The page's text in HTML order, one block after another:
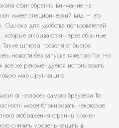
стоит обратить внимание на
имеет специфический вид – это
для удобства пользователей
которые открываются через обычные
Такие шлюзы позволяют быстро
новости без запуска тяжелого Tor. Но
же рекомендуется использовать
маршрутизацию.
от настроек самого браузера Tor.
может блокировать некоторые
отображения страниц кракен
снизить уровень защиты в